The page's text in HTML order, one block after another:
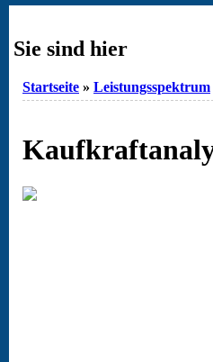
Sie sind hier
Startseite » Leistungsspektrum